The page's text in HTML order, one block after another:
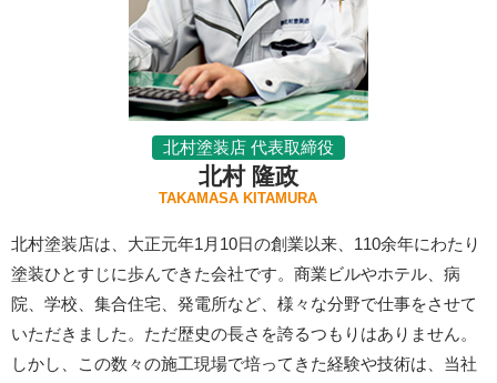
北村塗装店 代表取締役
北村 隆政
TAKAMASA KITAMURA
北村塗装店は、大正元年1月10日の創業以来、110余年にわたり
塗装ひとすじに歩んできた会社です。商業ビルやホテル、病
院、学校、集合住宅、発電所など、様々な分野で仕事をさせて
いただきました。ただ歴史の長さを誇るつもりはありません。
しかし、この数々の施工現場で培ってきた経験や技術は、当社